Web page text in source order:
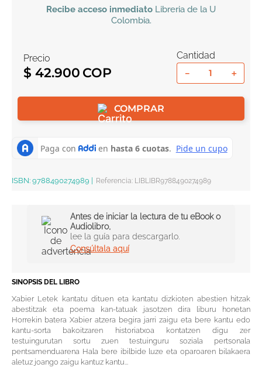
Recibe acceso inmediato Libreria de la U
Colombia.
Precio
$ 42.900
Cantidad
＋
－
COMPRAR
ISBN: 9788490274989 Referencia: LIBLIBR9788490274989
Antes de iniciar la lectura de tu eBook o
Audiolibro,
lee la guía para descargarlo.
Consúltala aquí
SINOPSIS DEL LIBRO
Xabier Letek kantatu dituen eta kantatu dizkioten abestien hitzak
abestitzak eta poema kan-tatuak jasotzen dira liburu honetan
Horrekin batera Xabier atzera begira jarri zaigu eta bere kantu edo
kantu-sorta bakoitzaren historiatxoa kontatzen digu zer
testuingurutan sortu zuen testuinguru soziala pertsonala
pentsamenduarena Hala bere ibilbide luze eta oparoaren bilakaera
aletuz joango zaigu kantuz kantu...